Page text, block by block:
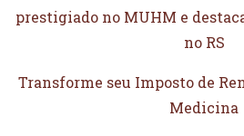
prestigiado no MUHM e
no RS
Transforme seu Imposto de
Medicina